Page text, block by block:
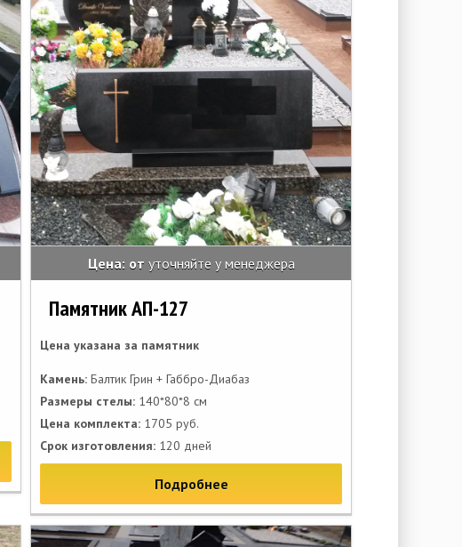
Цена: от уточняйте у менеджера
Памятник АП-127
Цена указана за памятник
Камень: Балтик Грин + Габбро-Диабаз
Размеры стелы: 140*80*8 см
Цена комплекта: 1705 руб.
Срок изготовления: 120 дней
Подробнее